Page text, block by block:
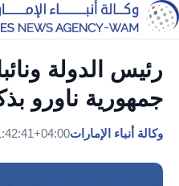
رئيس الدولة
جمهورية ناورو
وكالة أنباء الإمارات